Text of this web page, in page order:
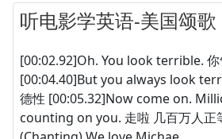
听电影学英语-美国颂歌
[00:02.92]Oh. You look terrible.
[00:04.40]But you always look
德性 [00:05.32]Now come on.
counting on you. 走啦 几百万人正